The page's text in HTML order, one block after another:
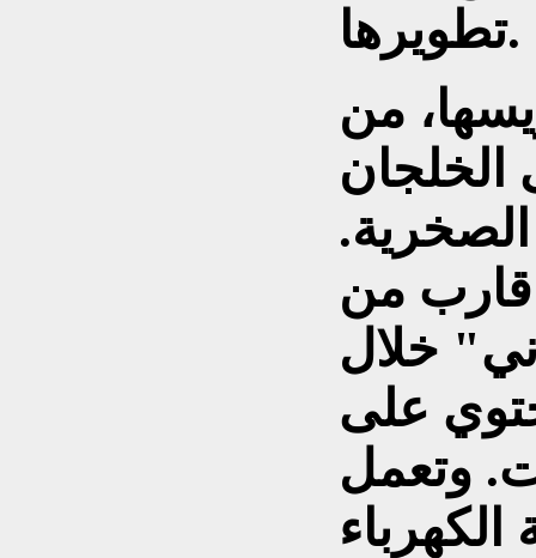
تطويرها.
من
الخلجان
قارب من
خلال
على
وتعمل